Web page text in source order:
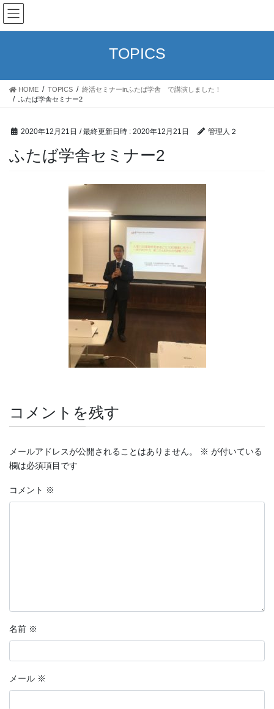
コ
ン
テ
ス
ナ
ビ
ゲ
ン
TOPICS
HOME TOPICS
終活セミナーinふたば学舎 で講演しました！
ふたば学舎セミナー2
2020年12月21日 / 最終更新日時 : 2020年12月21日 管理人２
ふたば学舎セミナー2
コメントを残す
メールアドレスが公開されることはありません。 ※ が付いている
欄は必須項目です
コメント ※
名前 ※
メール ※